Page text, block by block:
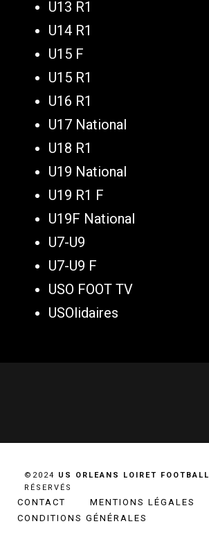
U13 R1
U14 R1
U15 F
U15 R1
U16 R1
U17 National
U18 R1
U19 National
U19 R1 F
U19F National
U7-U9
U7-U9 F
USO FOOT TV
USOlidaires
©2024 US ORLEANS LOIRET FOOTBALL
RÉSERVÉS
CONTACT
MENTIONS LÉGALES
CONDITIONS GÉNÉRALES